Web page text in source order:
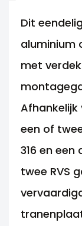
Dit
aluminium
met
een of
316 en
twee RVS